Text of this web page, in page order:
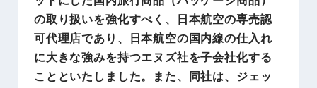
の取り扱いを強化すべく、日本航空の専売認
可代理店であり、日本航空の国内線の仕入れ
に大きな強みを持つエヌズ社を子会社化する
ことといたしました。また、同社は、ジェッ